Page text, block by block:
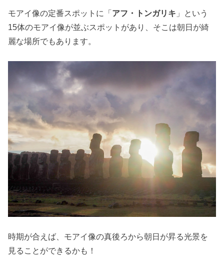
モアイ像の定番スポットに「アフ・トンガリキ 」という
15体のモアイ像が並ぶスポットがあり、そこは朝日が綺
麗な場所でもあります。
時期が合えば、モアイ像の真後ろから朝日が昇る光景を
見ることができるかも！